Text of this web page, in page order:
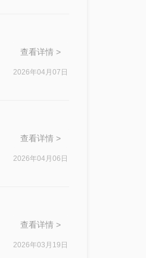
查看详情 >
2026年04月07日
查看详情 >
2026年04月06日
查看详情 >
2026年03月19日